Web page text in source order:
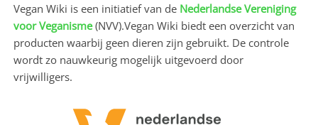
Vegan Wiki is een initiatief van de Nederlandse Vereniging
voor Veganisme(NVV).Vegan Wiki biedt een overzicht van
producten waarbij geen dieren zijn gebruikt. De controle
wordt zo nauwkeurig mogelijk uitgevoerd door
vrijwilligers.